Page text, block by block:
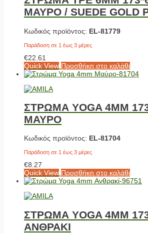
ΜΑΥΡΟ / SUEDE GOLD
Κωδικός προϊόντος: EL-81779
Παράδοση σε 1 έως 3 μέρες
€22.61
Quick View Προσθήκη στο καλάθι
ΣΤΡΩΜΑ YOGA 4MM
ΜΑΥΡΟ
Κωδικός προϊόντος: EL-81704
Παράδοση σε 1 έως 3 μέρες
€8.27
Quick View Προσθήκη στο καλάθι
ΣΤΡΩΜΑ YOGA 4MM
ΑΝΘΡΑΚΙ